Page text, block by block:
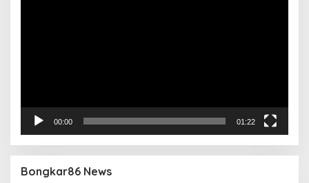
00:00 01:22
Bongkar86 News